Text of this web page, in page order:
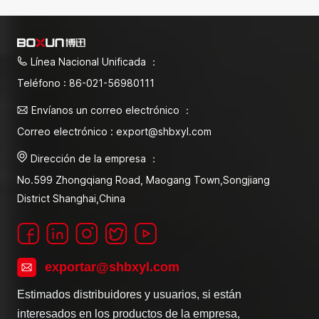
Línea Nacional Unificada ：
Teléfono : 86-021-56980111
Envíanos un correo electrónico ：
Correo electrónico : export@shbxyl.com
Dirección de la empresa ：
No.599 Zhongqiang Road, Maogang Town,Songjiang
District Shanghai,China
exportar@shbxyl.com
Estimados distribuidores y usuarios, si están
interesados en los productos de la empresa,